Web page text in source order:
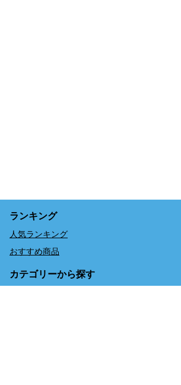
ランキング
人気ランキング
おすすめ商品
カテゴリーから探す